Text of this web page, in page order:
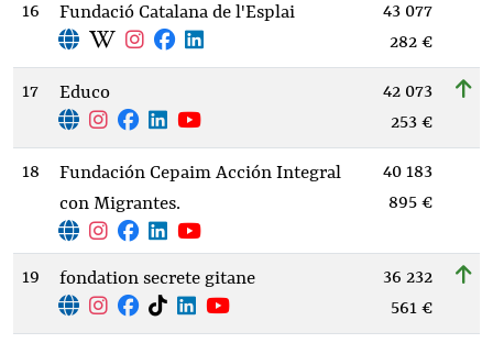
16 Fundació Catalana de l'Esplai
43 077
282 €
17 Educo
42 073
253 €
18
Fundación Cepaim Acción Integral
con Migrantes.
40 183
895 €
19 fondation secrete gitane
36 232
561 €